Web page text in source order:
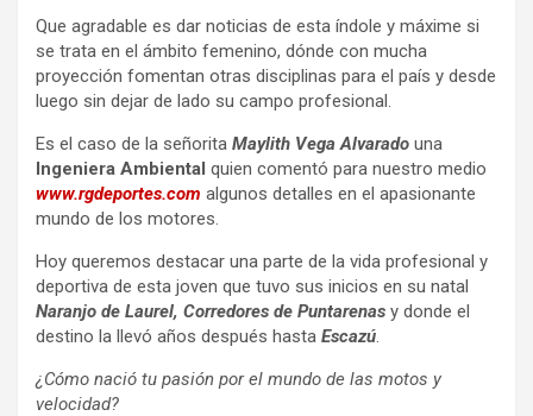
Que agradable es dar noticias de esta índole y máxime si
se trata en el ámbito femenino, dónde con mucha
proyección fomentan otras disciplinas para el país y desde
luego sin dejar de lado su campo profesional.
Es el caso de la señorita Maylith Vega Alvarado una
Ingeniera Ambiental quien comentó para nuestro medio
www.rgdeportes.com algunos detalles en el apasionante
mundo de los motores.
Hoy queremos destacar una parte de la vida profesional y
deportiva de esta joven que tuvo sus inicios en su natal
Naranjo de Laurel, Corredores de Puntarenas y donde el
destino la llevó años después hasta Escazú.
¿Cómo nació tu pasión por el mundo de las motos y
velocidad?